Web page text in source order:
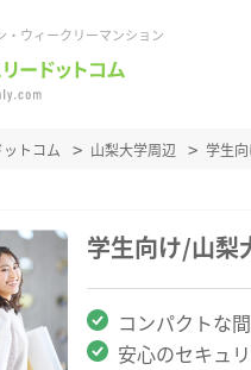
・ウィークリーマンション
トコム 山梨大学周辺 学生
学生向け/山梨
コンパクトな
安心のセキュ